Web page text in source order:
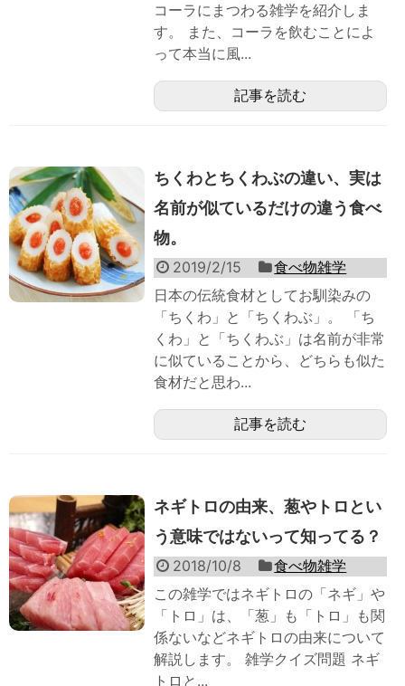
コーラにまつわる雑学を紹介しま
す。 また、コーラを飲むことによ
って本当に風...
記事を読む
ちくわとちくわぶの違い、実は
名前が似ているだけの違う食べ
物。
2019/2/15
食べ物雑学
日本の伝統食材としてお馴染みの
「ちくわ」と「ちくわぶ」。 「ち
くわ」と「ちくわぶ」は名前が非常
に似ていることから、どちらも似た
食材だと思わ...
記事を読む
ネギトロの由来、葱やトロとい
う意味ではないって知ってる？
2018/10/8
食べ物雑学
この雑学ではネギトロの「ネギ」や
「トロ」は、「葱」も「トロ」も関
係ないなどネギトロの由来について
解説します。 雑学クイズ問題 ネギ
トロと...